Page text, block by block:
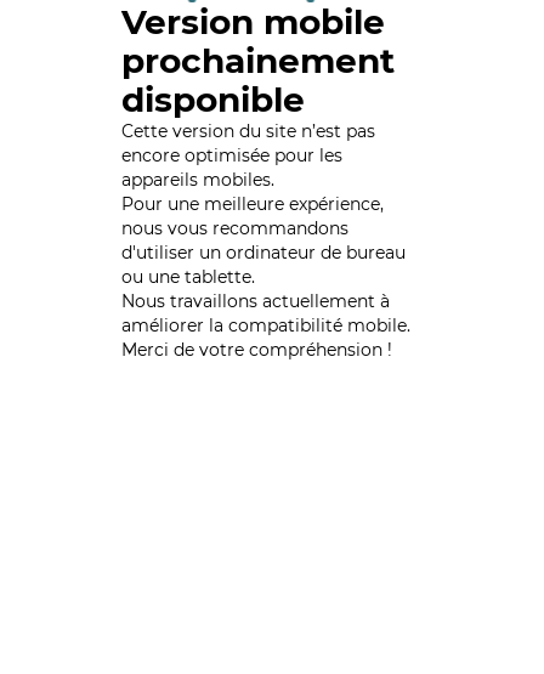
Version mobile
prochainement
disponible
Cette version du site n’est pas
encore optimisée pour les
appareils mobiles.
Pour une meilleure expérience,
nous vous recommandons
d'utiliser un ordinateur de bureau
ou une tablette.
Nous travaillons actuellement à
améliorer la compatibilité mobile.
Merci de votre compréhension !